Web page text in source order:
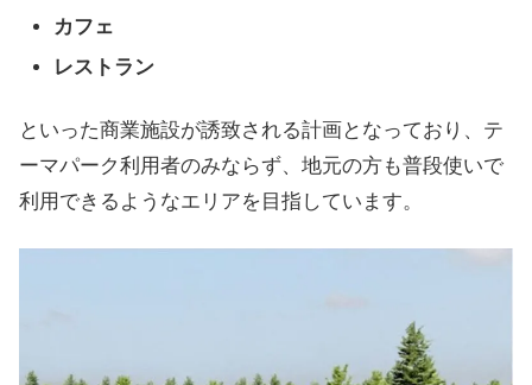
カフェ
レストラン
といった商業施設が誘致される計画となっており、テ
ーマパーク利用者のみならず、地元の方も普段使いで
利用できるようなエリアを目指しています。